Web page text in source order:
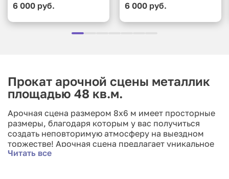
6 000 руб.
6 000 руб.
Прокат арочной сцены металлик
площадью 48 кв.м.
Арочная сцена размером 8x6 м имеет просторные
размеры, благодаря которым у вас получиться
создать неповторимую атмосферу на выездном
торжестве! Арочная сцена предлагает уникальное
сочетание элегантности и функциональности,
Читать все